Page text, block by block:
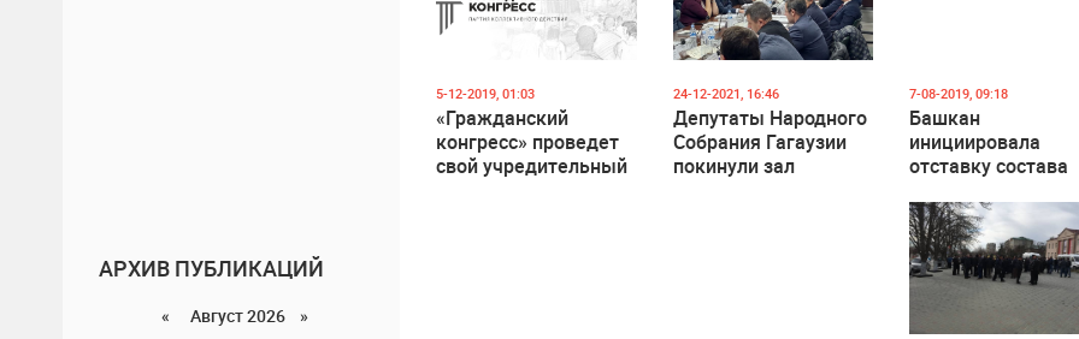
АРХИВ ПУБЛИКАЦИЙ
«
Август 2026 »
5-12-2019, 01:03
«Гражданский
конгресс» проведет
свой учредительный
24-12-2021, 16:46
Депутаты Народного
Собрания Гагаузии
покинули зал
7-08-2019, 09:18
Башкан
инициировала
отставку состава
(DOC)